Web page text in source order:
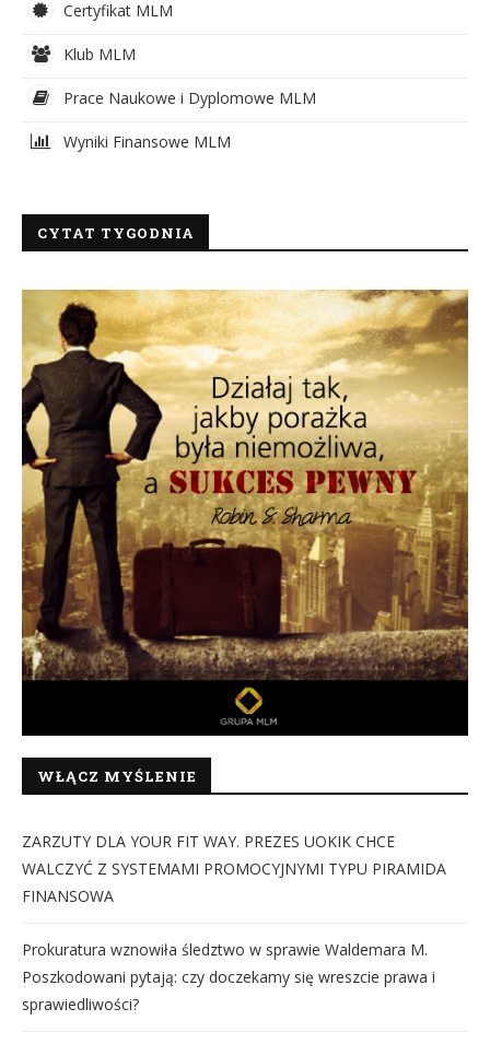
Certyfikat MLM
Klub MLM
Prace Naukowe i Dyplomowe MLM
Wyniki Finansowe MLM
CYTAT TYGODNIA
WŁĄCZ MYŚLENIE
ZARZUTY DLA YOUR FIT WAY. PREZES UOKIK CHCE
WALCZYĆ Z SYSTEMAMI PROMOCYJNYMI TYPU PIRAMIDA
FINANSOWA
Prokuratura wznowiła śledztwo w sprawie Waldemara M.
Poszkodowani pytają: czy doczekamy się wreszcie prawa i
sprawiedliwości?